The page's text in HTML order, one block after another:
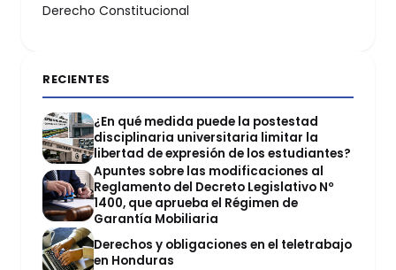
Derecho Constitucional
RECIENTES
¿En qué medida puede la postestad
disciplinaria universitaria limitar la
libertad de expresión de los estudiantes?
Apuntes sobre las modificaciones al
Reglamento del Decreto Legislativo Nº
1400, que aprueba el Régimen de
Garantía Mobiliaria
Derechos y obligaciones en el teletrabajo
en Honduras